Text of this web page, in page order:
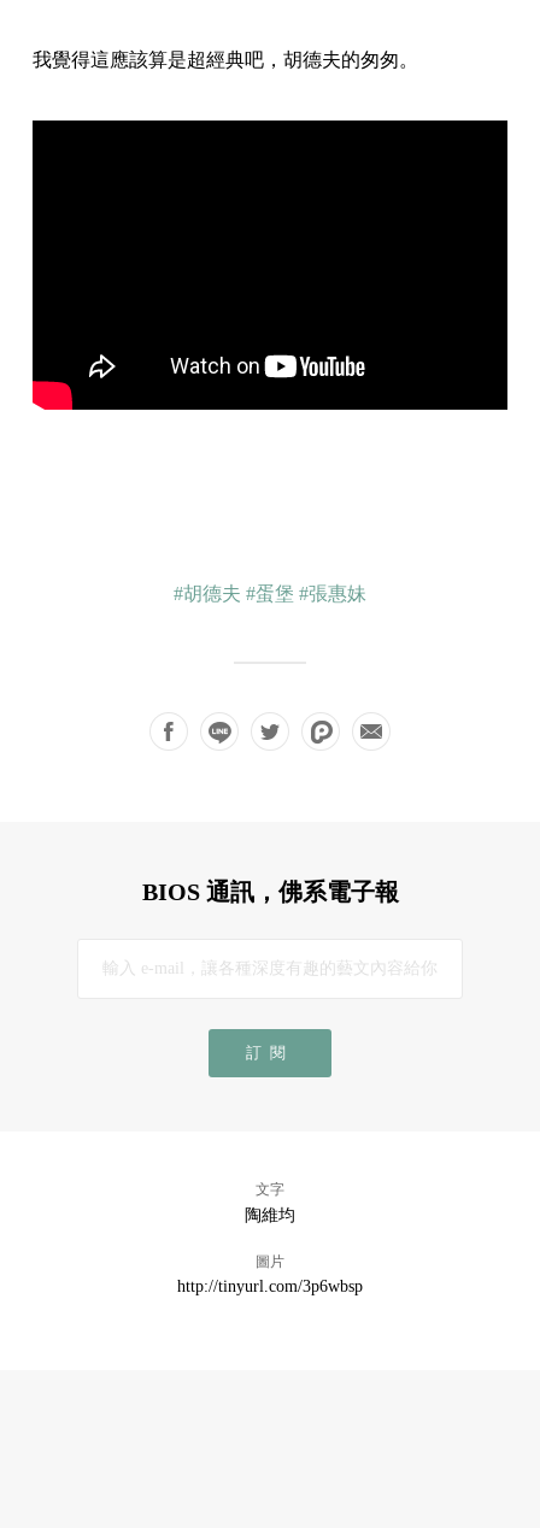
我覺得這應該算是超經典吧，胡德夫的匆匆。
#胡德夫 #蛋堡 #張惠妹
BIOS 通訊，佛系電子報
訂閱
文字
陶維均
圖片
http://tinyurl.com/3p6wbsp